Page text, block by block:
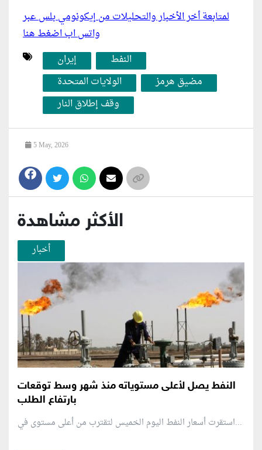
لمتابعة أخر الأخبار والتحليلات من إيكونومي بلس عبر
واتس اب اضغط هنا
إيران
النفط
الولايات المتحدة
مضيق هرمز
وقف إطلاق النار
5 May, 2026
الأكثر مشاهدة
أخبار
النفط يصل لأعلى مستوياته منذ شهر وسط توقعات
بارتفاع الطلب
استقرت أسعار النفط اليوم الخميس لتقترب من أعلى مستوى في...